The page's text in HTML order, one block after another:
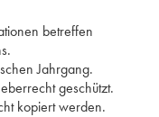
betreffen
Jahrgang.
geschützt.
kopiert werden.